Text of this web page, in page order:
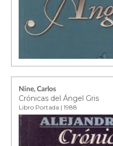
Nine, Carlos
Crónicas del Ángel Gris
Libro Portada | 1988